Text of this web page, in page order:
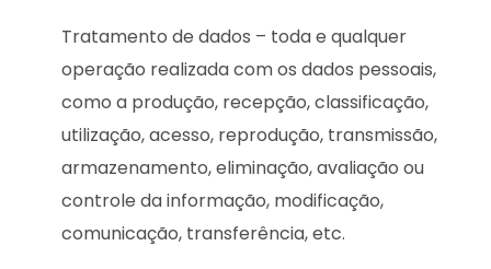
Tratamento de dados – toda e qualquer
operação realizada com os dados pessoais,
como a produção, recepção, classificação,
utilização, acesso, reprodução, transmissão,
armazenamento, eliminação, avaliação ou
controle da informação, modificação,
comunicação, transferência, etc.